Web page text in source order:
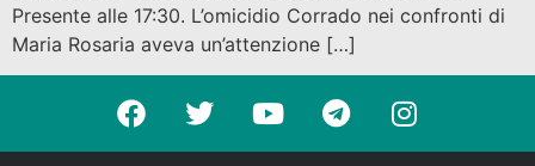
Presente alle 17:30. L’omicidio Corrado nei confronti di
Maria Rosaria aveva un’attenzione […]